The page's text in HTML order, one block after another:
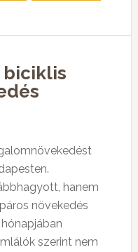
biciklis
hanem
növekedés
szerint nem